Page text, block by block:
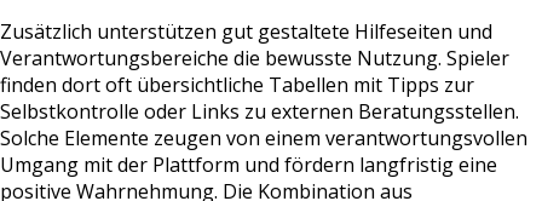
Zusätzlich unterstützen gut gestaltete Hilfeseiten und
Verantwortungsbereiche die bewusste Nutzung. Spieler
finden dort oft übersichtliche Tabellen mit Tipps zur
Selbstkontrolle oder Links zu externen Beratungsstellen.
Solche Elemente zeugen von einem verantwortungsvollen
Umgang mit der Plattform und fördern langfristig eine
positive Wahrnehmung. Die Kombination aus